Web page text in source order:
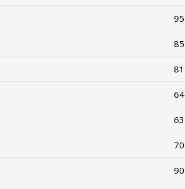
95
85
81
64
63
70
90